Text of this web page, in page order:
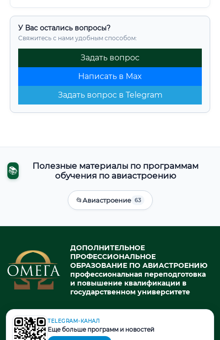
У Вас остались вопросы?
Свяжитесь с нами удобным способом:
Задать вопрос
Написать в Max
Задать вопрос в Telegram
📚
Полезные материалы по программам
обучения по авиастроению
📂Авиастроение 63
ДОПОЛНИТЕЛЬНОЕ
ПРОФЕССИОНАЛЬНОЕ
ОБРАЗОВАНИЕ ПО АВИАСТРОЕНИЮ
профессиональная переподготовка
и повышение квалификации в
государственном университете
© 2026. При использовании материалов портала активная ссылка
на источник обязательна.
TELEGRAM-КАНАЛ
Еще больше программ и новостей